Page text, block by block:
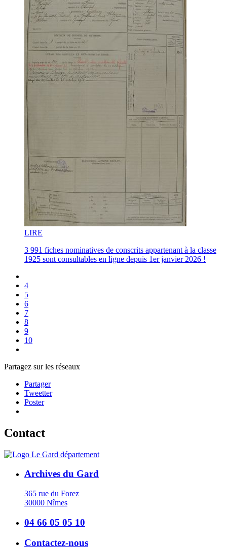
LIRE
3 991 fiches nominatives de conscrits appartenant à la classe
1925 sont consultables en ligne depuis 1er janvier 2026 !
4
5
6
7
8
9
10
Partagez sur les réseaux
Partager
Tweetter
Poster
Contact
Archives du Gard
365 rue du Forez
30000 Nîmes
04 66 05 05 10
Contactez-nous